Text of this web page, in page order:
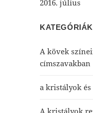
2016. július
KATEGÓRIÁK
A kövek
címszavakban
a kristályok
A kristályok